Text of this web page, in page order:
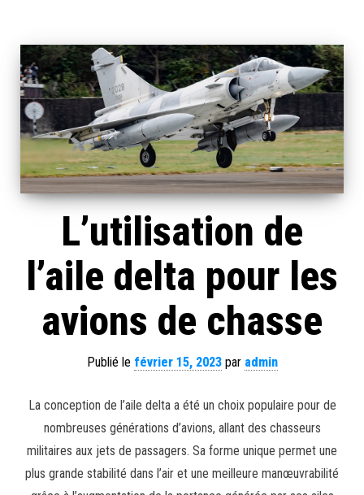
L’utilisation de
l’aile delta pour les
avions de chasse
Publié le février 15, 2023par admin
La conception de l’aile delta a été un choix populaire pour de
nombreuses générations d’avions, allant des chasseurs
militaires aux jets de passagers. Sa forme unique permet une
plus grande stabilité dans l’air et une meilleure manœuvrabilité